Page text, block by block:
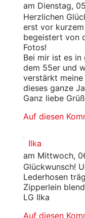
am Dienstag,
Herzlichen
erst vor
begeistert von
Fotos!
Bei mir ist es
dem 55er und
verstärkt
dieses ganze
Ganz liebe
Auf diesen
Ilka
am Mittwoch,
Glückwunsch!
Lederhosen
Zipperlein
LG Ilka
Auf diesen